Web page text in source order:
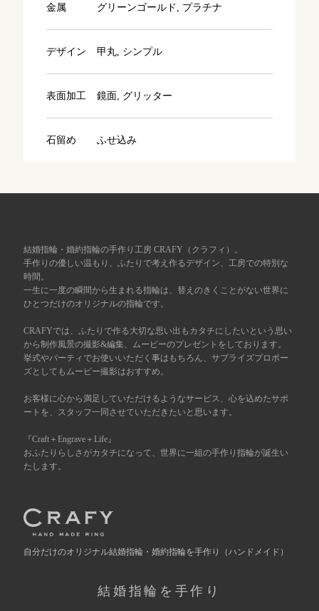
ブログ
金属 グリーンゴールド, プラチナ
デザイン 甲丸, シンプル
表面加工 鏡面, グリッター
石留め ふせ込み
結婚指輪・婚約指輪の手作り工房 CRAFY（クラフィ）。
手作りの優しい温もり、ふたりで考え作るデザイン、工房での特別な
時間。
一生に一度の瞬間から生まれる指輪は、替えのきくことがない世界に
ひとつだけのオリジナルの指輪です。
CRAFYでは、ふたりで作る大切な思い出もカタチにしたいという思い
から制作風景の撮影&編集、ムービーのプレゼントをしております。
挙式やパーティでお使いいただく事はもちろん、サプライズプロポー
ズとしてもムービー撮影はおすすめ。
お客様に心から満足していただけるようなサービス、心を込めたサポ
ートを、スタッフ一同させていただきたいと思います。
『Craft＋Engrave＋Life』
おふたりらしさがカタチになって、世界に一組の手作り指輪が誕生い
たします。
自分だけのオリジナル結婚指輪・婚約指輪を手作り （ハンドメイド）
結婚指輪を手作り
川越店
軽井沢店 来店ご予約
広島店 来店ご予約
オーダーメイド